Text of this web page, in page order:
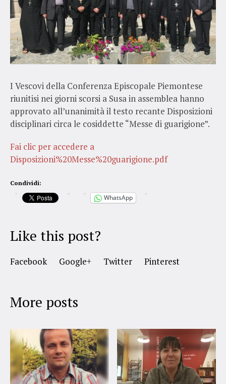
I Vescovi della Conferenza Episcopale Piemontese
riunitisi nei giorni scorsi a Susa in assemblea hanno
approvato all’unanimità il testo recante Disposizioni
disciplinari circa le cosiddette “Messe di guarigione”.
Fai clic per accedere a
Disposizioni%20Messe%20guarigione.pdf
Condividi:
WhatsApp
Like this post?
Facebook Google+ Twitter Pinterest
More posts